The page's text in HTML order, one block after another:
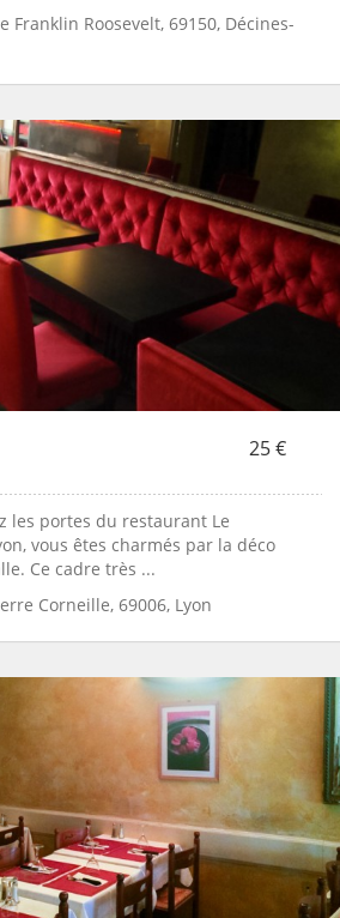
Franklin Roosevelt, 69150, Décines-
25 €
les portes du restaurant Le
vous êtes charmés par la déco
Ce cadre très ...
Corneille, 69006, Lyon